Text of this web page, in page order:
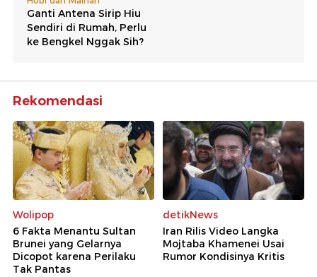
Rekomendasi
Wolipop
6 Fakta Menantu Sultan
Brunei yang Gelarnya
Dicopot karena Perilaku
Tak Pantas
detikNews
Iran Rilis Video Langka
Mojtaba Khamenei Usai
Rumor Kondisinya Kritis